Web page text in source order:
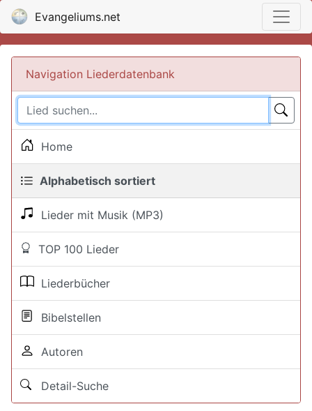
Evangeliums.net
Navigation Liederdatenbank
Home
Alphabetisch sortiert
Lieder mit Musik (MP3)
TOP 100 Lieder
Liederbücher
Bibelstellen
Autoren
Detail-Suche